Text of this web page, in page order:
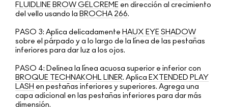
FLUIDLINE BROW GELCREME en dirección al crecimiento
del vello usando la BROCHA 266.
PASO 3: Aplica delicadamente HAUX EYE SHADOW
sobre el párpado y a lo largo de la línea de las pestañas
inferiores para dar luz a los ojos.
PASO 4: Delinea la línea acuosa superior e inferior con
BROQUE TECHNAKOHL LINER. Aplica EXTENDED PLAY
LASH en pestañas inferiores y superiores. Agrega una
capa adicional en las pestañas inferiores para dar más
dimensión.